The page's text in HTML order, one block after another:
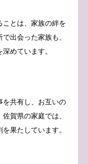
ことは、家族の絆を
出会った家族も、
めています。
を共有し、お互いの
賀県の家庭では、
果たしています。